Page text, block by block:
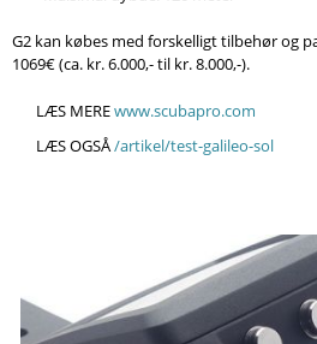
G2 kan købes med forskelligt tilbehør og
1069€ (ca. kr. 6.000,- til kr. 8.000,-).
LÆS MEREwww.scubapro.com
LÆS OGSÅ/artikel/test-galileo-sol